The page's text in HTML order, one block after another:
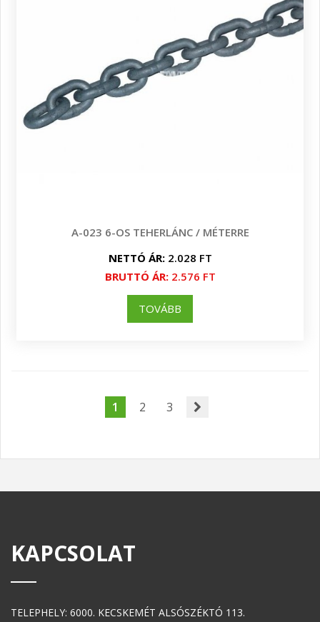
A-023 6-OS TEHERLÁNC / MÉTERRE
NETTÓ ÁR:2.028 FT
BRUTTÓ ÁR:2.576 FT
TOVÁBB
1 2 3
KAPCSOLAT
TELEPHELY: 6000. KECSKEMÉT ALSÓSZÉKTÓ 113.